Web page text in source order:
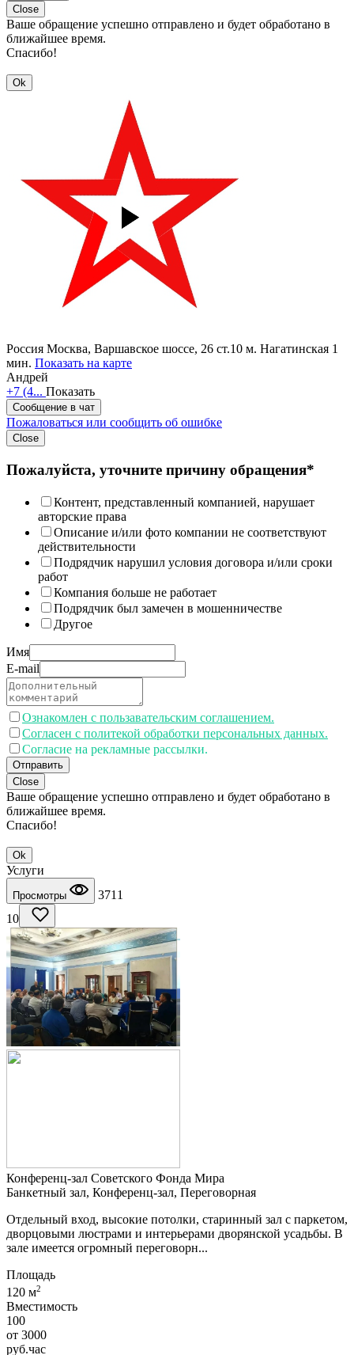
Close
Ваше обращение успешно отправлено и будет обработано в
ближайшее время.
Спасибо!
Ok
Россия Москва, Варшавское шоссе, 26 ст.10 м. Нагатинская 1
мин. Показать на карте
Андрей
+7 (4... Показать
Сообщение в чат
Пожаловаться или сообщить об ошибке
Close
Пожалуйста, уточните причину обращения*
Контент, представленный компанией, нарушает
авторские права
Описание и/или фото компании не соответствуют
действительности
Подрядчик нарушил условия договора и/или сроки
работ
Компания больше не работает
Подрядчик был замечен в мошенничестве
Другое
Имя
E-mail
Ознакомлен с пользавательским соглашением.
Согласен с политекой обработки персональных данных.
Согласие на рекламные рассылки.
Отправить
Close
Ваше обращение успешно отправлено и будет обработано в
ближайшее время.
Спасибо!
Ok
Услуги
Просмотры
3711
10
Конференц-зал Советского Фонда Мира
Банкетный зал, Конференц-зал, Переговорная
Отдельный вход, высокие потолки, старинный зал с паркетом,
дворцовыми люстрами и интерьерами дворянской усадьбы. В
зале имеется огромный переговорн...
Площадь
120 м2
Вместимость
100
от 3000
руб.час